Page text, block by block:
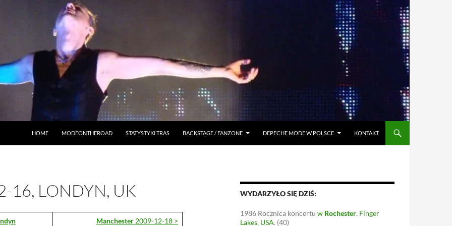
HOME MODEONTHEROAD STATYSTYKI TRAS BACKSTAGE / FANZONE DEPECHE MODE W POLSCE KONTAKT
16, LONDYN, UK
Manchester 2009-12-18 >
WYDARZYŁO SIĘ DZIŚ:
1986 Rocznica koncertu w Rochester, Finger
Lakes, USA. (40)